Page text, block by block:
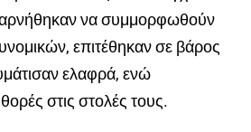
αρνήθηκαν να συμμορφωθούν
επιτέθηκαν σε βάρος
ελαφρά, ενώ
στις στολές τους.